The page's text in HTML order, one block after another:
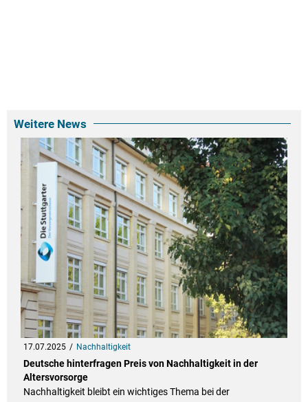
Weitere News
17.07.2025 Nachhaltigkeit
Deutsche hinterfragen Preis von Nachhaltigkeit in der
Altersvorsorge
Nachhaltigkeit bleibt ein wichtiges Thema bei der